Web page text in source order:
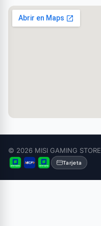
© 2026 MISI GAMING
Tarjeta